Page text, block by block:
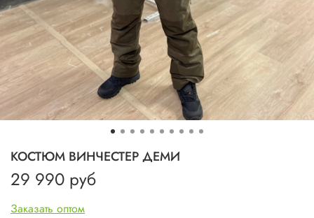
КОСТЮМ ВИНЧЕСТЕР ДЕМИ
29 990 руб
Заказать оптом